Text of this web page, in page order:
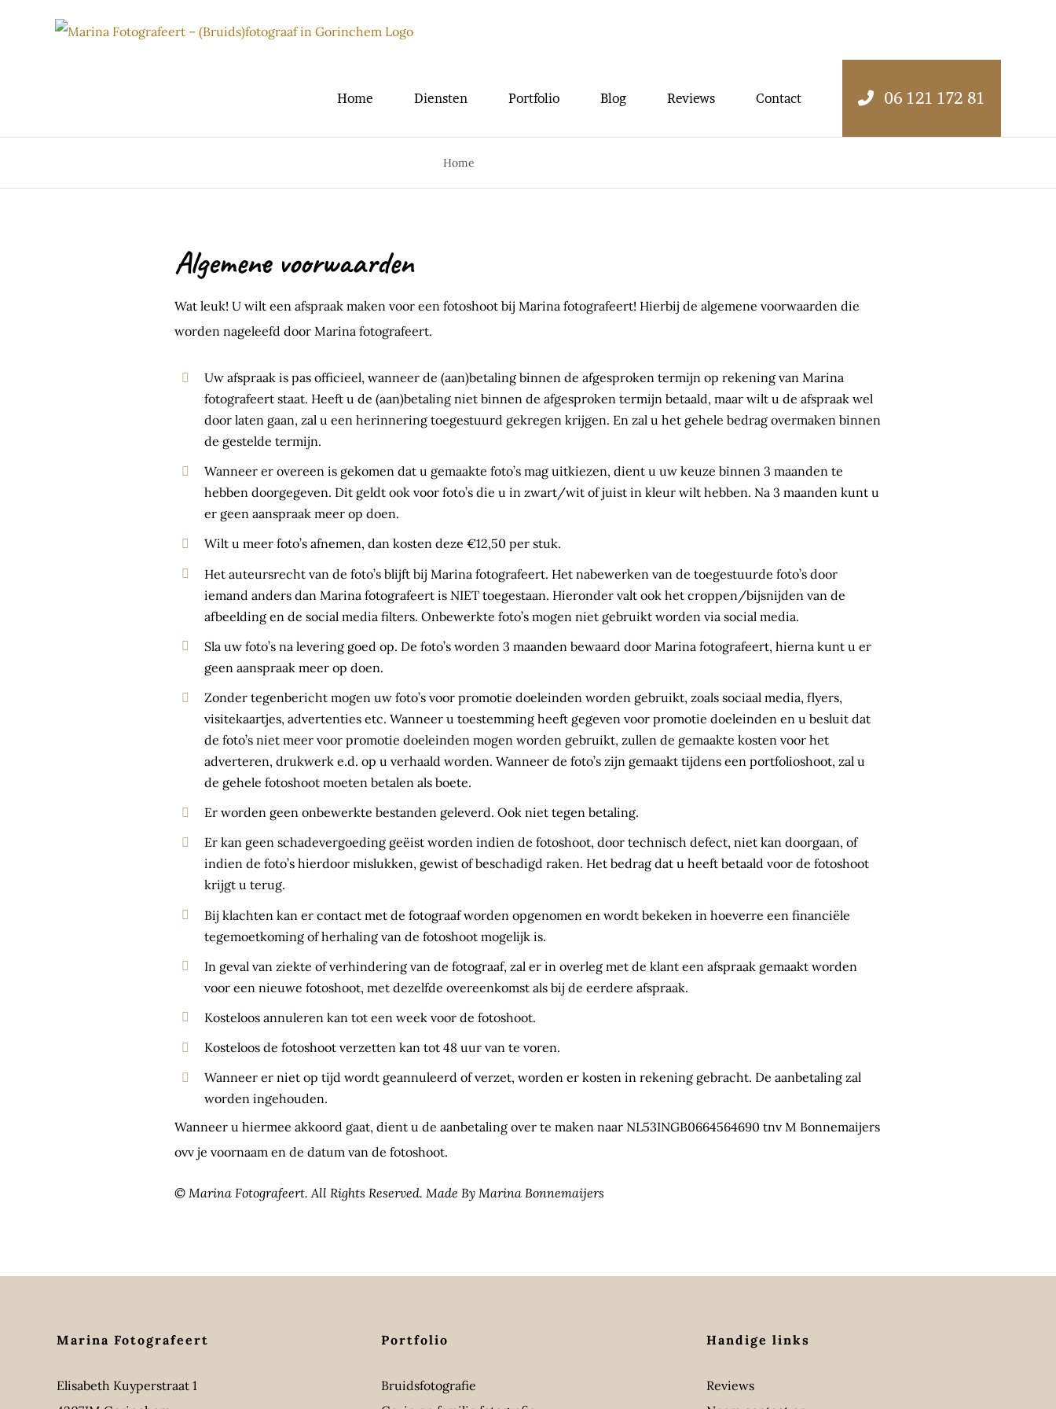
Home Diensten Portfolio Blog Reviews Contact 06 121 172 81
Home
Algemene voorwaarden
Wat leuk! U wilt een afspraak maken voor een fotoshoot bij Marina fotografeert! Hierbij de algemene voorwaarden die
worden nageleefd door Marina fotografeert.
Uw afspraak is pas officieel, wanneer de (aan)betaling binnen de afgesproken termijn op rekening van Marina
fotografeert staat. Heeft u de (aan)betaling niet binnen de afgesproken termijn betaald, maar wilt u de afspraak wel
door laten gaan, zal u een herinnering toegestuurd gekregen krijgen. En zal u het gehele bedrag overmaken binnen
de gestelde termijn.
Wanneer er overeen is gekomen dat u gemaakte foto’s mag uitkiezen, dient u uw keuze binnen 3 maanden te
hebben doorgegeven. Dit geldt ook voor foto’s die u in zwart/wit of juist in kleur wilt hebben. Na 3 maanden kunt u
er geen aanspraak meer op doen.
Wilt u meer foto’s afnemen, dan kosten deze €12,50 per stuk.
Het auteursrecht van de foto’s blijft bij Marina fotografeert. Het nabewerken van de toegestuurde foto’s door
iemand anders dan Marina fotografeert is NIET toegestaan. Hieronder valt ook het croppen/bijsnijden van de
afbeelding en de social media filters. Onbewerkte foto’s mogen niet gebruikt worden via social media.
Sla uw foto’s na levering goed op. De foto’s worden 3 maanden bewaard door Marina fotografeert, hierna kunt u er
geen aanspraak meer op doen.
Zonder tegenbericht mogen uw foto’s voor promotie doeleinden worden gebruikt, zoals sociaal media, flyers,
visitekaartjes, advertenties etc. Wanneer u toestemming heeft gegeven voor promotie doeleinden en u besluit dat
de foto’s niet meer voor promotie doeleinden mogen worden gebruikt, zullen de gemaakte kosten voor het
adverteren, drukwerk e.d. op u verhaald worden. Wanneer de foto’s zijn gemaakt tijdens een portfolioshoot, zal u
de gehele fotoshoot moeten betalen als boete.
Er worden geen onbewerkte bestanden geleverd. Ook niet tegen betaling.
Er kan geen schadevergoeding geëist worden indien de fotoshoot, door technisch defect, niet kan doorgaan, of
indien de foto’s hierdoor mislukken, gewist of beschadigd raken. Het bedrag dat u heeft betaald voor de fotoshoot
krijgt u terug.
Bij klachten kan er contact met de fotograaf worden opgenomen en wordt bekeken in hoeverre een financiële
tegemoetkoming of herhaling van de fotoshoot mogelijk is.
In geval van ziekte of verhindering van de fotograaf, zal er in overleg met de klant een afspraak gemaakt worden
voor een nieuwe fotoshoot, met dezelfde overeenkomst als bij de eerdere afspraak.
Kosteloos annuleren kan tot een week voor de fotoshoot.
Kosteloos de fotoshoot verzetten kan tot 48 uur van te voren.
Wanneer er niet op tijd wordt geannuleerd of verzet, worden er kosten in rekening gebracht. De aanbetaling zal
worden ingehouden.
Wanneer u hiermee akkoord gaat, dient u de aanbetaling over te maken naar NL53INGB0664564690 tnv M Bonnemaijers
ovv je voornaam en de datum van de fotoshoot.
© Marina Fotografeert. All Rights Reserved. Made By Marina Bonnemaijers
Marina Fotografeert
Elisabeth Kuyperstraat 1
Portfolio
Bruidsfotografie
Handige links
Reviews